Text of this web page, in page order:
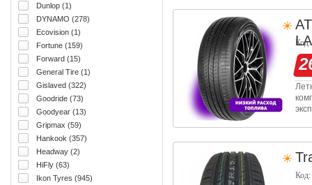
Dunlop (1)
DYNAMO (278)
Ecovision (1)
Fortune (159)
Forward (15)
General Tire (1)
Gislaved (322)
Goodride (73)
Goodyear (13)
Gripmax (59)
Hankook (357)
Headway (2)
HiFly (63)
Ikon Tyres (945)
Код:
Код: